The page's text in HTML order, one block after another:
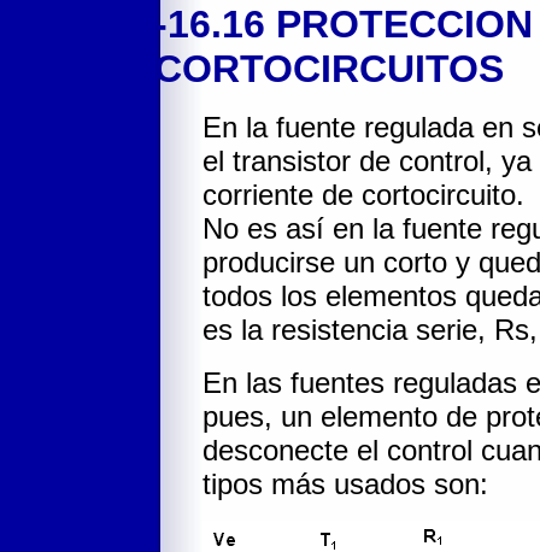
-16.16
CORTOCIRCUITOS
En la fuente regulada en
el transistor de control,
corriente de cortocircuito.
No es así en la fuente
producirse un corto y
todos los elementos
es la resistencia serie,
En las fuentes reguladas
pues, un elemento de
desconecte el control
tipos más usados son: